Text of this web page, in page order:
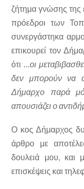
ζήτημα γνώσης της
πρόεδροι των
συνεργάστηκα
επικουρεί τον
ότι …οι
δεν μπορούν να
Δήμαρχο παρά
απουσιάζει ο
Ο κος Δήμαρχος
άρθρο με
δουλειά μου, και
επισκέψεις και